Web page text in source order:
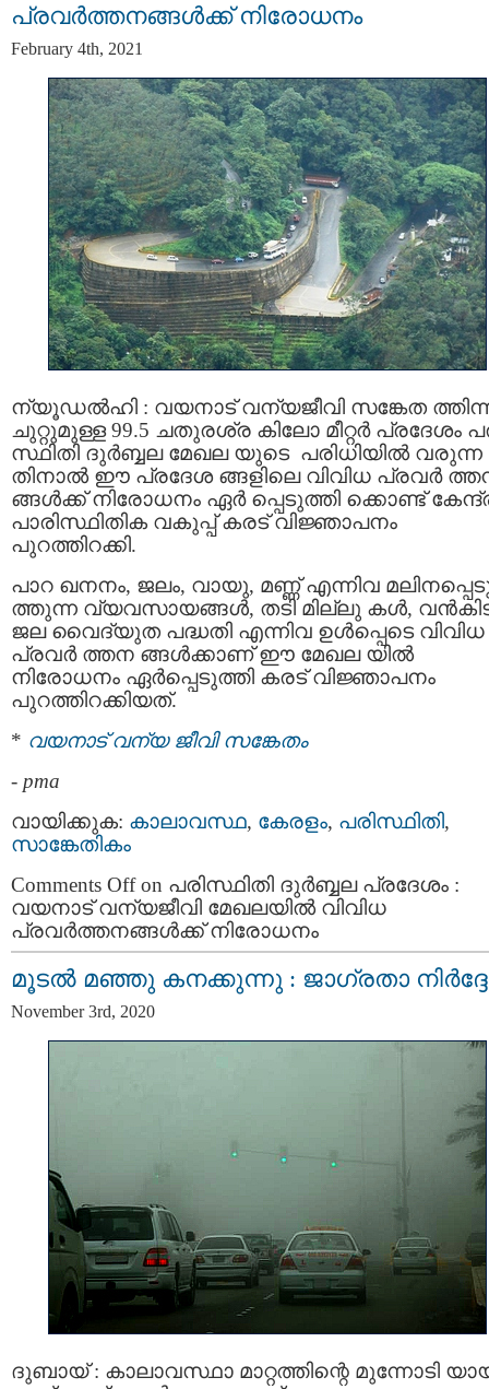
പ്രവര്‍ത്തനങ്ങള്‍ക്ക് നിരോധനം
February 4th, 2021
ന്യൂഡൽഹി : വയനാട് വന്യജീവി സങ്കേത
ചുറ്റുമുള്ള 99.5 ചതുരശ്ര കിലോ മീറ്റർ പ്രദേശം
സ്ഥിതി ദുര്‍ബ്ബല മേഖല യുടെ പരിധിയില്‍ വരുന്ന
തിനാല്‍ ഈ പ്രദേശ ങ്ങളിലെ വിവിധ പ്രവര്‍
ങ്ങള്‍ക്ക് നിരോധനം ഏര്‍ പ്പെടുത്തി ക്കൊണ്ട്
പാരിസ്ഥിതിക വകുപ്പ് കരട് വിജ്ഞാപനം
പുറത്തിറക്കി.
പാറ ഖനനം, ജലം, വായു, മണ്ണ് എന്നിവ
ത്തുന്ന വ്യവസായങ്ങള്‍, തടി മില്ലു കൾ,
ജല വൈദ്യുത പദ്ധതി എന്നിവ ഉള്‍പ്പെടെ വിവിധ
പ്രവര്‍ ത്തന ങ്ങള്‍ക്കാണ് ഈ മേഖല യില്‍
നിരോധനം ഏര്‍പ്പെടുത്തി കരട് വിജ്ഞാപനം
പുറത്തിറക്കിയത്.
* വയനാട് വന്യ ജീവി സങ്കേതം
- pma
വായിക്കുക: കാലാവസ്ഥ, കേരളം, പരിസ്ഥിതി,
സാങ്കേതികം
Comments Offon പരിസ്ഥിതി ദുര്‍ബ്ബല പ്രദേശം :
വയനാട് വന്യജീവി മേഖലയില്‍ വിവിധ
പ്രവര്‍ത്തനങ്ങള്‍ക്ക് നിരോധനം
മൂടല്‍ മഞ്ഞു കനക്കുന്നു : ജാഗ്രതാ
November 3rd, 2020
ദുബായ് : കാലാവസ്ഥാ മാറ്റത്തിന്റെ മുന്നോടി